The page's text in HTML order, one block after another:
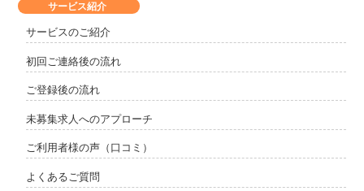
サービス紹介
サービスのご紹介
初回ご連絡後の流れ
ご登録後の流れ
未募集求人へのアプローチ
ご利用者様の声（口コミ）
よくあるご質問